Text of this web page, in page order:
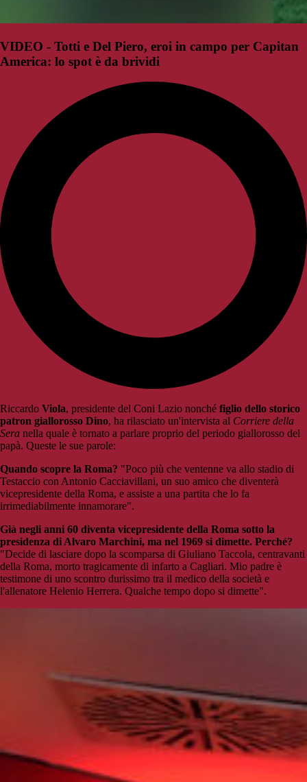
VIDEO - Totti e Del Piero, eroi in campo per Capitan
America: lo spot è da brividi
Riccardo Viola, presidente del Coni Lazio nonché figlio dello storico
patron giallorosso Dino, ha rilasciato un'intervista al Corriere della
Sera nella quale è tornato a parlare proprio del periodo giallorosso del
papà. Queste le sue parole:
Quando scopre la Roma? "Poco più che ventenne va allo stadio di
Testaccio con Antonio Cacciavillani, un suo amico che diventerà
vicepresidente della Roma, e assiste a una partita che lo fa
irrimediabilmente innamorare".
Già negli anni 60 diventa vicepresidente della Roma sotto la
presidenza di Alvaro Marchini, ma nel 1969 si dimette. Perché?
"Decide di lasciare dopo la scomparsa di Giuliano Taccola, centravanti
della Roma, morto tragicamente di infarto a Cagliari. Mio padre è
testimone di uno scontro durissimo tra il medico della società e
l'allenatore Helenio Herrera. Qualche tempo dopo si dimette".